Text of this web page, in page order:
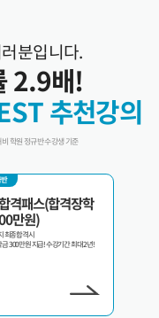
분입니다.
2.9배!
추천강의
학원 정규반 수강생 기준
수패스
는 과목만 골라서 선택수강!